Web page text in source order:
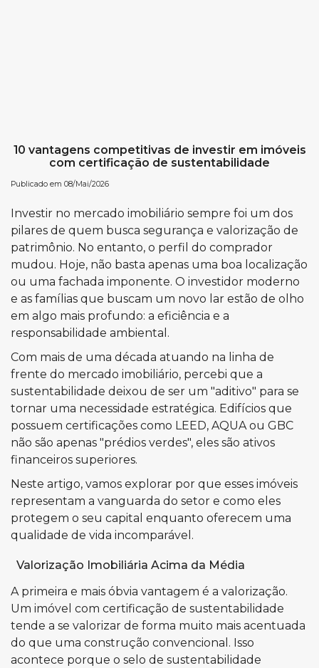
10 vantagens competitivas de investir em imóveis
com certificação de sustentabilidade
Publicado em 08/Mai/2026
Investir no mercado imobiliário sempre foi um dos
pilares de quem busca segurança e valorização de
patrimônio. No entanto, o perfil do comprador
mudou. Hoje, não basta apenas uma boa localização
ou uma fachada imponente. O investidor moderno
e as famílias que buscam um novo lar estão de olho
em algo mais profundo: a eficiência e a
responsabilidade ambiental.
Com mais de uma década atuando na linha de
frente do mercado imobiliário, percebi que a
sustentabilidade deixou de ser um "aditivo" para se
tornar uma necessidade estratégica. Edifícios que
possuem certificações como LEED, AQUA ou GBC
não são apenas "prédios verdes", eles são ativos
financeiros superiores.
Neste artigo, vamos explorar por que esses imóveis
representam a vanguarda do setor e como eles
protegem o seu capital enquanto oferecem uma
qualidade de vida incomparável.
Valorização Imobiliária Acima da Média
A primeira e mais óbvia vantagem é a valorização.
Um imóvel com certificação de sustentabilidade
tende a se valorizar de forma muito mais acentuada
do que uma construção convencional. Isso
acontece porque o selo de sustentabilidade